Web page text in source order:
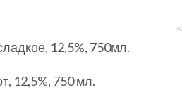
12,5%, 750мл.
12,5%, 750 мл.